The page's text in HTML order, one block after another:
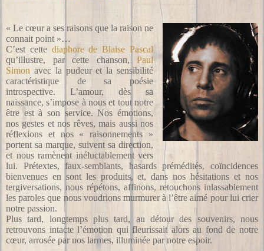
« Le cœur a ses raisons que la raison ne
connait point »…
C’est cette diaphore de Blaise Pascal
qu’illustre, par cette chanson, Paul
Simon avec la pudeur et la sensibilité
caractéristique de sa poésie
introspective. L’amour, dès sa
naissance, s’impose à nous et tout notre
être est à son service. Nos émotions,
nos gestes et nos rêves, mais aussi nos
réflexions et nos « raisonnements »
portent sa marque, suivent sa direction,
et nous ramènent inéluctablement vers
lui. Prétextes, faux-semblants, hasards prémédités, coïncidences
bienvenues en sont les produits, et, dans nos hésitations et nos
tergiversations, nous répétons, affinons, retouchons inlassablement
les paroles que nous voudrions murmurer à l’être aimé pour lui crier
notre passion.
Plus tard, longtemps plus tard, au détour des souvenirs, nous
retrouvons intacte l’émotion qui fleurissait alors au fond de notre
cœur, arrosée par nos larmes, illuminée par notre espoir.